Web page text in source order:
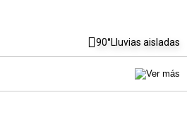
90°Lluvias aisladas